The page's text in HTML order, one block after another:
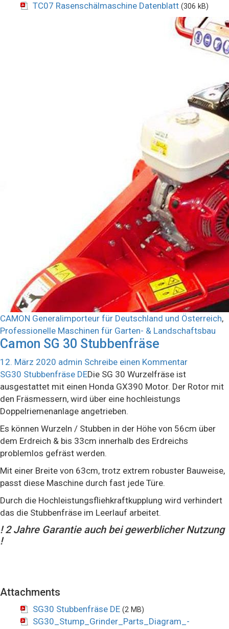
TC07 Rasenschälmaschine Datenblatt (306 kB)
CAMON Generalimporteur für Deutschland und Österreich,
Professionelle Maschinen für Garten- & Landschaftsbau
Camon SG 30 Stubbenfräse
12. März 2020 admin Schreibe einen Kommentar
SG30 Stubbenfräse DEDie SG 30 Wurzelfräse ist
ausgestattet mit einen Honda GX390 Motor. Der Rotor mit
den Fräsmessern, wird über eine hochleistungs
Doppelriemenanlage angetrieben.
Es können Wurzeln / Stubben in der Höhe von 56cm über
dem Erdreich & bis 33cm innerhalb des Erdreichs
problemlos gefräst werden.
Mit einer Breite von 63cm, trotz extrem robuster Bauweise,
passt diese Maschine durch fast jede Türe.
Durch die Hochleistungsfliehkraftkupplung wird verhindert
das die Stubbenfräse im Leerlauf arbeitet.
! 2 Jahre Garantie auch bei gewerblicher Nutzung
!
Attachments
SG30 Stubbenfräse DE (2 MB)
SG30_Stump_Grinder_Parts_Diagram_-